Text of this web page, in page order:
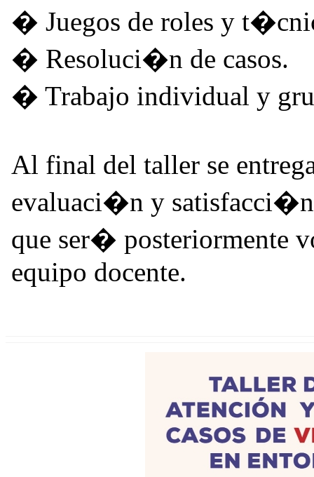
� Juegos de roles y
� Resoluci�n de casos.
� Trabajo individual y
Al final del taller se
evaluaci�n y satisfacci�n
que ser� posteriormente
equipo docente.